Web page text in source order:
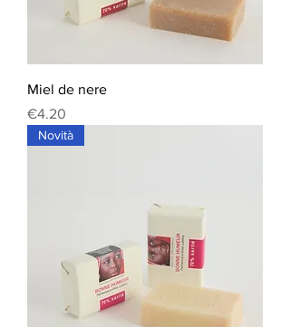
Miel de nere
Price
€4.20
Novità